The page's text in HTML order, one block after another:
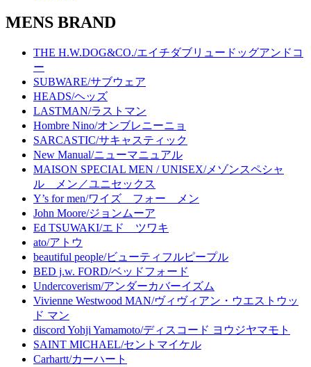
MENS BRAND
THE H.W.DOG&CO./エイチダブリュードッグアンドコ
ー
SUBWARE/サブウェア
HEADS/ヘッズ
LASTMAN/ラストマン
Hombre Nino/オンブレニーニョ
SARCASTIC/サキャスティック
New Manual/ニューマニュアル
MAISON SPECIAL MEN / UNISEX/メゾンスペシャ
ル メン／ユニセックス
Y’s for men/ワイズ フォー メン
John Moore/ジョンムーア
Ed TSUWAKI/エド ツワキ
ato/アトウ
beautiful people/ビューティフルピープル
BED j.w. FORD/ベッドフォード
Undercoverism/アンダーカバーイズム
Vivienne Westwood MAN/ヴィヴィアン・ウエストウッ
ド マン
discord Yohji Yamamoto/ディスコード ヨウジヤマモト
SAINT MICHAEL/セントマイケル
Carhartt/カーハート